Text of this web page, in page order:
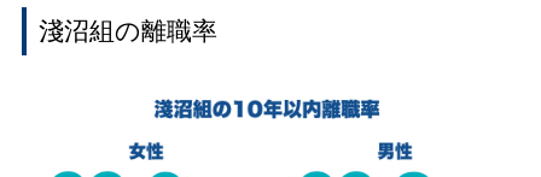
淺沼組の離職率